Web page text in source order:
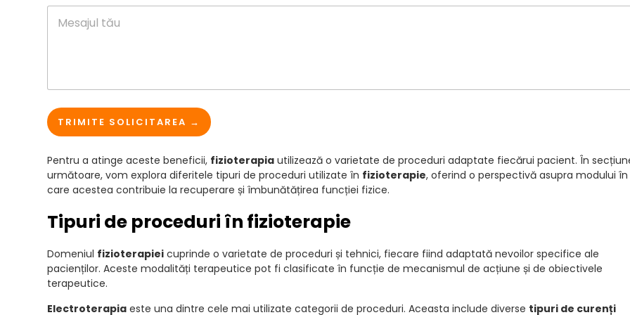
r
e
n
u
e
L
a
o
u
M
TRIMITE SOLICITAREA →
Pentru a atinge aceste beneficii, fizioterapia utilizează o varietate de proceduri adaptate fiecărui pacient. În
următoare, vom explora diferitele tipuri de proceduri utilizate în fizioterapie, oferind o perspectivă asupra modului în
care acestea contribuie la recuperare și îmbunătățirea funcției fizice.
Tipuri de proceduri în fizioterapie
Domeniul fizioterapiei cuprinde o varietate de proceduri și tehnici, fiecare fiind adaptată nevoilor specifice ale
pacienților. Aceste modalități terapeutice pot fi clasificate în funcție de mecanismul de acțiune și de obiectivele
terapeutice.
Electroterapia este una dintre cele mai utilizate categorii de proceduri. Aceasta include diverse tipuri de curenți